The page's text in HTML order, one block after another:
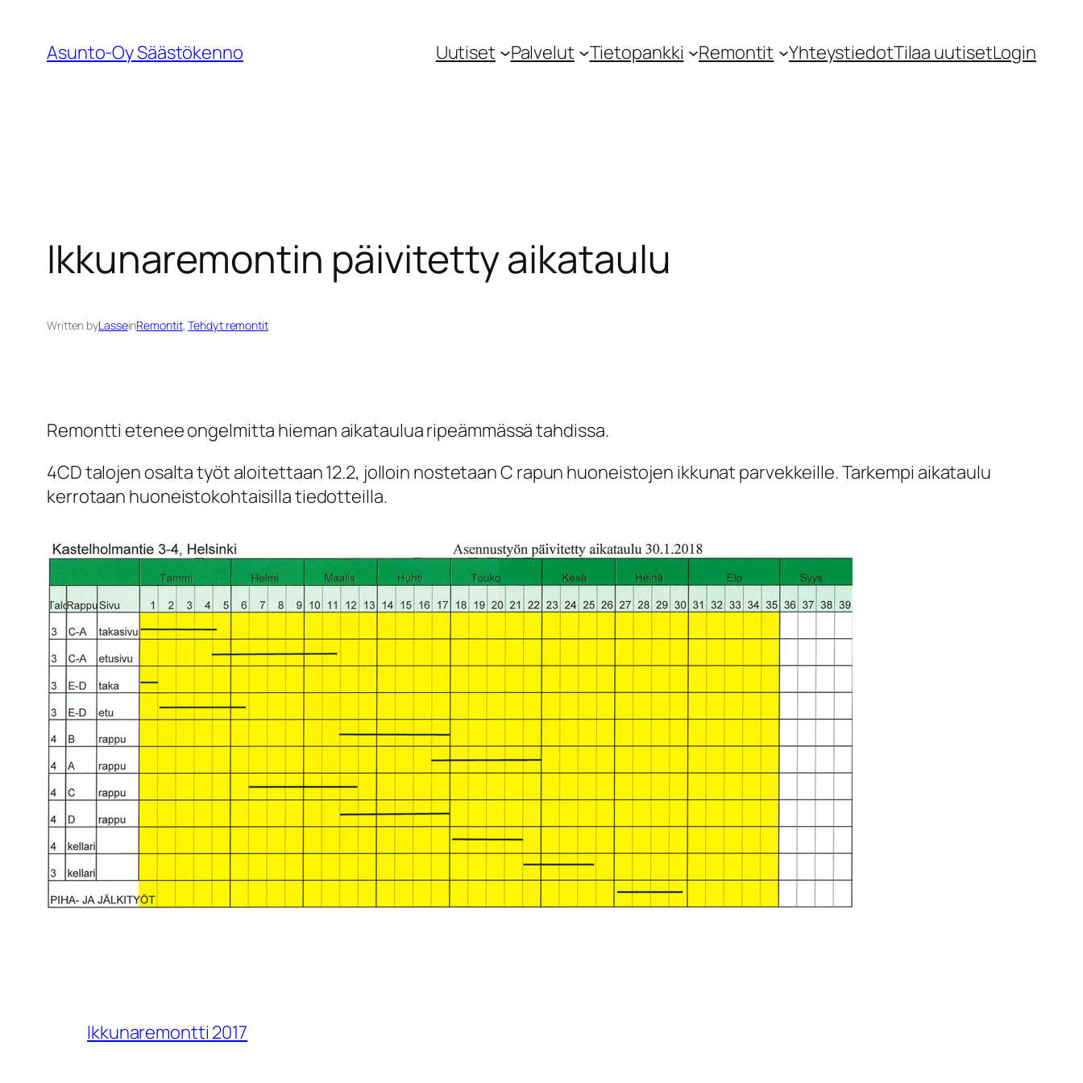
sisältöönAsunto-Oy Säästökenno Uutiset Palvelut Tietopankki Remontit YhteystiedotTilaa uutisetLogin
Ikkunaremontin päivitetty aikataulu
Written byLasseinRemontit, Tehdyt remontit
Remontti etenee ongelmitta hieman aikataulua ripeämmässä tahdissa.
4CD talojen osalta työt aloitettaan 12.2, jolloin nostetaan C rapun huoneistojen ikkunat parvekkeille. Tarkempi aikataulu
kerrotaan huoneistokohtaisilla tiedotteilla.
Ikkunaremontti 2017